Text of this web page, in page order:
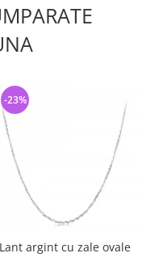
Lant argint cu zale ovale
-23%